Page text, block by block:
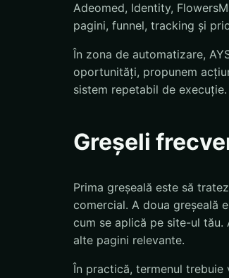
Adeomed, Identity,
pagini, funnel, tracking și
În zona de automatizare,
oportunități, propunem
sistem repetabil de execuție.
Greșeli
Prima greșeală este să
comercial. A doua greșeală
cum se aplică pe site-ul
alte pagini relevante.
În practică, termenul